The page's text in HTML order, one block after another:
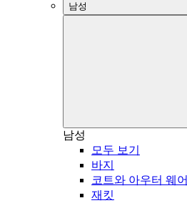
남성
남성
모두 보기
바지
코트와 아우터 웨어
재킷